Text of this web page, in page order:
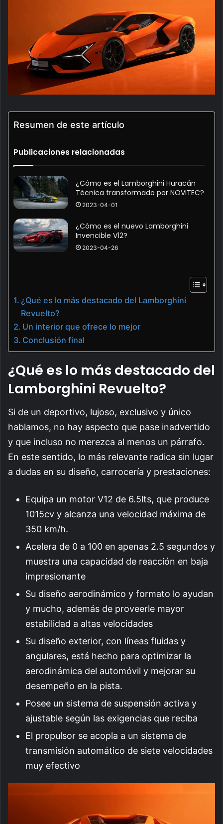
Resumen de este artículo
Publicaciones relacionadas
¿Cómo es el Lamborghini Huracán
Técnica transformado por NOVITEC?
2023-04-01
¿Cómo es el nuevo Lamborghini
Invencible V12?
2023-04-26
¿Qué es lo más destacado del Lamborghini
Revuelto?
Un interior que ofrece lo mejor
Conclusión final
¿Qué es lo más destacado del
Lamborghini Revuelto?
Si de un deportivo, lujoso, exclusivo y único
hablamos, no hay aspecto que pase inadvertido
y que incluso no merezca al menos un párrafo.
En este sentido, lo más relevante radica sin lugar
a dudas en su diseño, carrocería y prestaciones:
Equipa un motor V12 de 6.5lts, que produce
1015cv y alcanza una velocidad máxima de
350 km/h.
Acelera de 0 a 100 en apenas 2.5 segundos y
muestra una capacidad de reacción en baja
impresionante
Su diseño aerodinámico y formato lo ayudan
y mucho, además de proveerle mayor
estabilidad a altas velocidades
Su diseño exterior, con líneas fluidas y
angulares, está hecho para optimizar la
aerodinámica del automóvil y mejorar su
desempeño en la pista.
Posee un sistema de suspensión activa y
ajustable según las exigencias que reciba
El propulsor se acopla a un sistema de
transmisión automático de siete velocidades
muy efectivo